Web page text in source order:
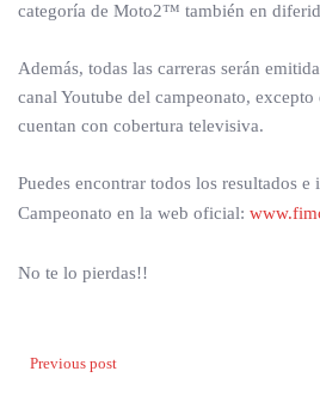
categoría de Moto2™ también en
Además, todas las carreras serán
canal Youtube del campeonato, excepto
cuentan con cobertura televisiva.
Puedes encontrar todos los resultados
Campeonato en la web oficial:
No te lo pierdas!!
Previous post